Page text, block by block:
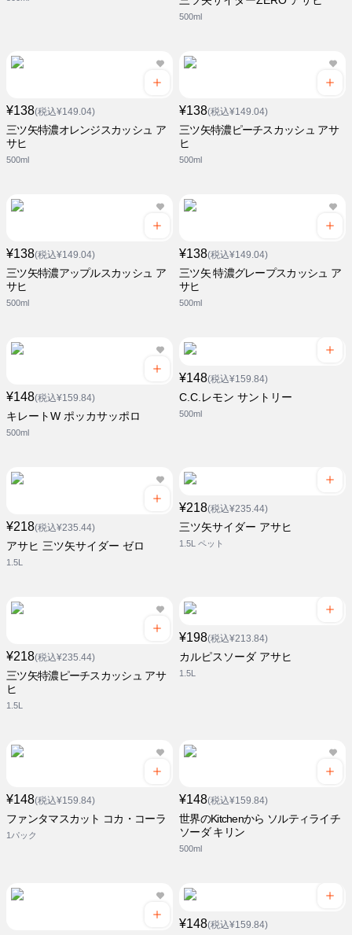
500ml
¥138(税込¥149.04)
三ツ矢特濃オレンジスカッシュ ア
サヒ
500ml
¥138(税込¥149.04)
三ツ矢特濃ピーチスカッシュ アサ
ヒ
500ml
¥138(税込¥149.04)
三ツ矢特濃アップルスカッシュ ア
サヒ
500ml
¥138(税込¥149.04)
三ツ矢 特濃グレープスカッシュ ア
サヒ
500ml
¥148(税込¥159.84)
キレートW ポッカサッポロ
500ml
¥148(税込¥159.84)
C.C.レモン サントリー
500ml
¥218(税込¥235.44)
アサヒ 三ツ矢サイダー ゼロ
1.5L
¥218(税込¥235.44)
三ツ矢サイダー アサヒ
1.5L ペット
¥218(税込¥235.44)
三ツ矢特濃ピーチスカッシュ アサ
ヒ
1.5L
¥198(税込¥213.84)
カルピスソーダ アサヒ
1.5L
¥148(税込¥159.84)
ファンタマスカット コカ・コーラ
1パック
¥148(税込¥159.84)
世界のKitchenから ソルティライチ
ソーダ キリン
500ml
¥148(税込¥159.84)